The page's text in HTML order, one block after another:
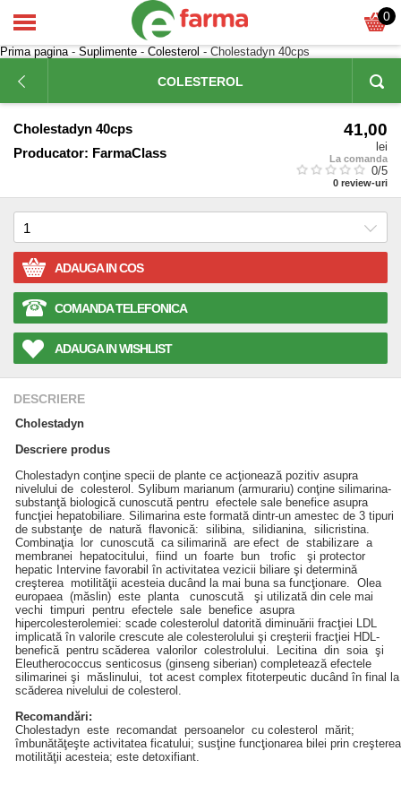
0
Prima pagina- Suplimente - Colesterol - Cholestadyn 40cps
COLESTEROL
Cholestadyn 40cps
Producator: FarmaClass
41,00
lei
La comanda
0/5
0 review-uri
ADAUGA IN COS
COMANDA TELEFONICA
ADAUGA IN WISHLIST
DESCRIERE
Cholestadyn
Descriere produs
Cholestadyn conţine specii de plante ce acţionează pozitiv asupra
nivelului de colesterol. Sylibum marianum (armurariu) conţine silimarina-
substanţă biologică cunoscută pentru efectele sale benefice asupra
funcţiei hepatobiliare. Silimarina este formată dintr-un amestec de 3 tipuri
de substanţe de natură flavonică: silibina, silidianina, silicristina.
Combinaţia lor cunoscută ca silimarină are efect de stabilizare a
membranei hepatocitului, fiind un foarte bun trofic şi protector
hepatic Intervine favorabil în activitatea vezicii biliare şi determină
creşterea motilităţii acesteia ducând la mai buna sa funcţionare. Olea
europaea (măslin) este planta cunoscută şi utilizată din cele mai
vechi timpuri pentru efectele sale benefice asupra
hipercolesterolemiei: scade colesterolul datorită diminuării fracţiei LDL
implicată în valorile crescute ale colesterolului şi creşterii fracţiei HDL-
benefică pentru scăderea valorilor colestrolului. Lecitina din soia şi
Eleutherococcus senticosus (ginseng siberian) completează efectele
silimarinei şi măslinului, tot acest complex fitoterpeutic ducând în final la
scăderea nivelului de colesterol.
Recomandări:
Cholestadyn este recomandat persoanelor cu colesterol mărit;
îmbunătăţeşte activitatea ficatului; susţine funcţionarea bilei prin creşterea
motilităţii acesteia; este detoxifiant.